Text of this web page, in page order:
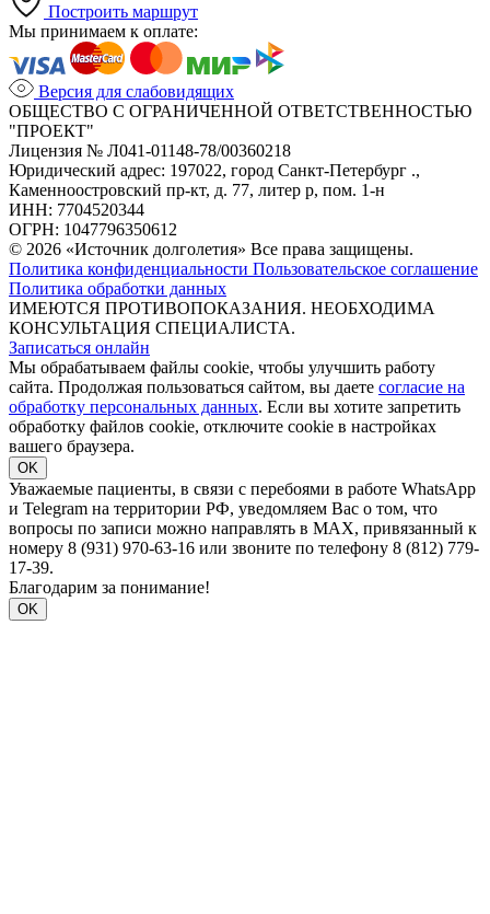
Построить маршрут
Мы принимаем к оплате:
Версия для слабовидящих
ОБЩЕСТВО С ОГРАНИЧЕННОЙ ОТВЕТСТВЕННОСТЬЮ
"ПРОЕКТ"
Лицензия № Л041-01148-78/00360218
Юридический адрес: 197022, город Санкт-Петербург .,
Каменноостровский пр-кт, д. 77, литер р, пом. 1-н
ИНН: 7704520344
ОГРН: 1047796350612
© 2026 «Источник долголетия» Все права защищены.
Политика конфиденциальности Пользовательское соглашение
Политика обработки данных
ИМЕЮТСЯ ПРОТИВОПОКАЗАНИЯ. НЕОБХОДИМА
КОНСУЛЬТАЦИЯ СПЕЦИАЛИСТА.
Записаться онлайн
Мы обрабатываем файлы cookie, чтобы улучшить работу
сайта. Продолжая пользоваться сайтом, вы даете согласие на
обработку персональных данных. Если вы хотите запретить
обработку файлов cookie, отключите cookie в настройках
вашего браузера.
OK
Уважаемые пациенты, в связи с перебоями в работе WhatsApp
и Telegram на территории РФ, уведомляем Вас о том, что
вопросы по записи можно направлять в MAX, привязанный к
номеру 8 (931) 970-63-16 или звоните по телефону 8 (812) 779-
17-39.
Благодарим за понимание!
OK